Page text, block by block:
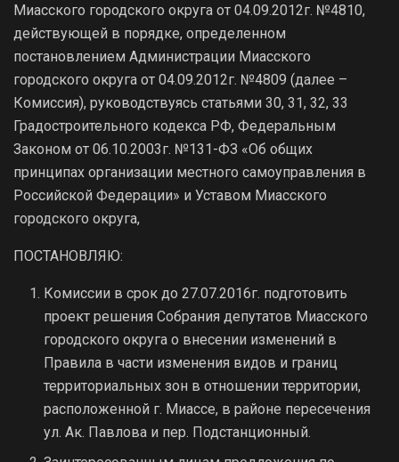
Миасского городского округа от 04.09.2012г. №4810,
действующей в порядке, определенном
постановлением Администрации Миасского
городского округа от 04.09.2012г. №4809 (далее –
Комиссия), руководствуясь статьями 30, 31, 32, 33
Градостроительного кодекса РФ, Федеральным
Законом от 06.10.2003г. №131-ФЗ «Об общих
принципах организации местного самоуправления в
Российской Федерации» и Уставом Миасского
городского округа,
ПОСТАНОВЛЯЮ:
Комиссии в срок до 27.07.2016г. подготовить
проект решения Собрания депутатов Миасского
городского округа о внесении изменений в
Правила в части изменения видов и границ
территориальных зон в отношении территории,
расположенной г. Миассе, в районе пересечения
ул. Ак. Павлова и пер. Подстанционный.